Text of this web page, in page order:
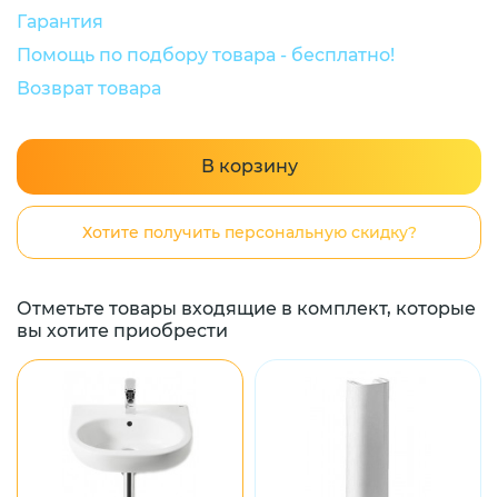
Гарантия
Помощь по подбору товара - бесплатно!
Возврат товара
В корзину
Хотите получить персональную скидку?
Отметьте товары входящие в комплект, которые
вы хотите приобрести